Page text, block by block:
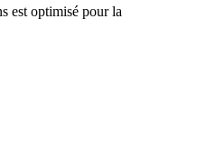
est optimisé pour la